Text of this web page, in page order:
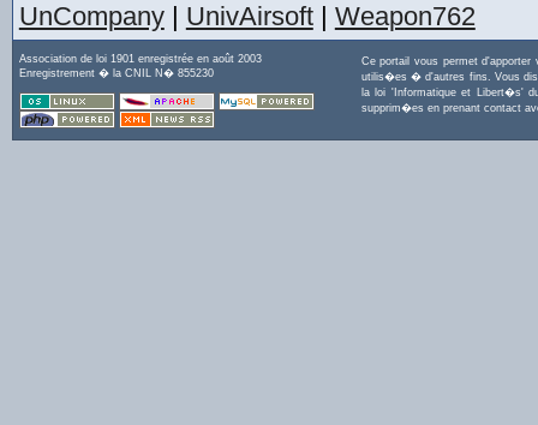
UnCompany| UnivAirsoft| Weapon762
Association de loi 1901 enregistrée en août 2003
Enregistrement � la CNIL N� 855230
Ce portail vous permet
utilis�es � d'autres fins. Vous
la loi 'Informatique et Libert�s'
supprim�es en prenant contact